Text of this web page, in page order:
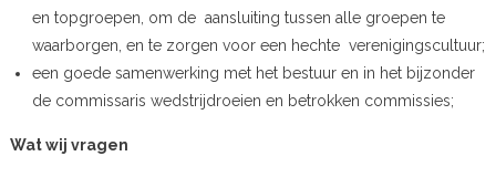
en topgroepen, om de aansluiting tussen alle groepen te
waarborgen, en te zorgen voor een hechte verenigingscultuur;
een goede samenwerking met het bestuur en in het bijzonder
de commissaris wedstrijdroeien en betrokken commissies;
Wat wij vragen